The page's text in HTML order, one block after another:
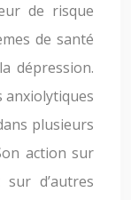
de risque
de santé
dépression.
anxiolytiques
plusieurs
action sur
d’autres